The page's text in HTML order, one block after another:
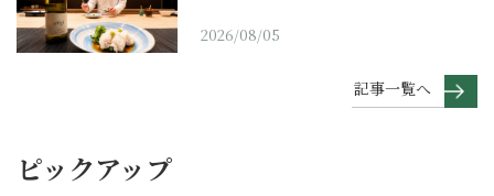
2026/08/05
記事一覧へ
ピックアップ